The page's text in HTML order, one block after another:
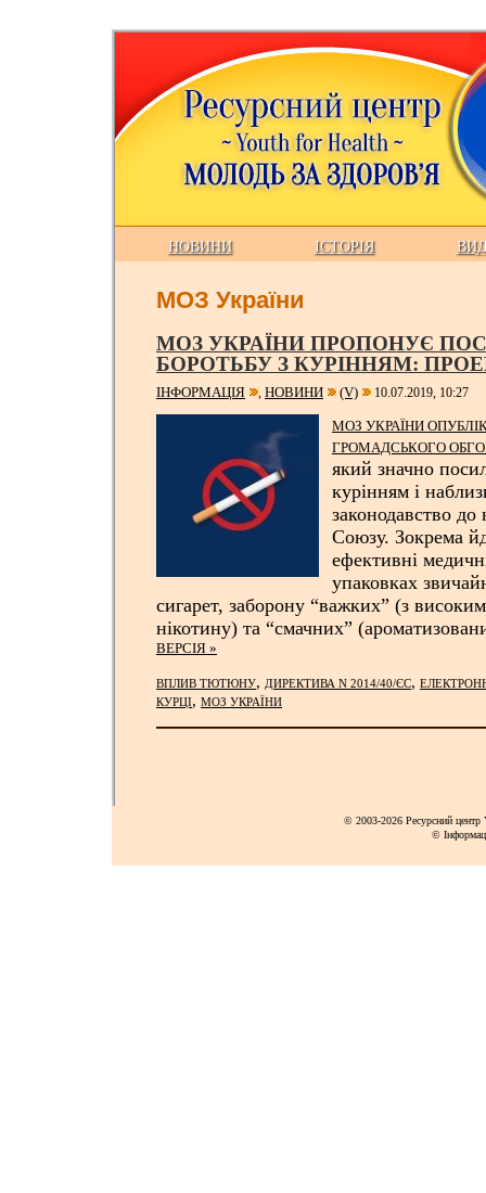
НОВИНИ ІСТОРІЯ
МОЗ України
МОЗ УКРАЇНИ ПРОПОНУЄ
БОРОТЬБУ З КУРІННЯМ:
ІНФОРМАЦІЯ , НОВИНИ (V) 10.07.2019, 10:27
МОЗ УКРАЇНИ
ГРОМАДСЬКОГО
який значно
курінням і
законодавство
Союзу. Зокрема
ефективні
упаковках
сигарет, заборону “важких” (з
нікотину) та “смачних”
ВЕРСІЯ »
ВПЛИВ ТЮТЮНУ, ДИРЕКТИВА N 2014/40/ЄС,
КУРЦІ, МОЗ УКРАЇНИ
© 2003-2026 Ресурсний
©